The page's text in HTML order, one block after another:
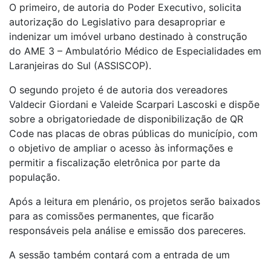
O primeiro, de autoria do Poder Executivo, solicita
autorização do Legislativo para desapropriar e
indenizar um imóvel urbano destinado à construção
do AME 3 – Ambulatório Médico de Especialidades em
Laranjeiras do Sul (ASSISCOP).
O segundo projeto é de autoria dos vereadores
Valdecir Giordani e Valeide Scarpari Lascoski e dispõe
sobre a obrigatoriedade de disponibilização de QR
Code nas placas de obras públicas do município, com
o objetivo de ampliar o acesso às informações e
permitir a fiscalização eletrônica por parte da
população.
Após a leitura em plenário, os projetos serão baixados
para as comissões permanentes, que ficarão
responsáveis pela análise e emissão dos pareceres.
A sessão também contará com a entrada de um